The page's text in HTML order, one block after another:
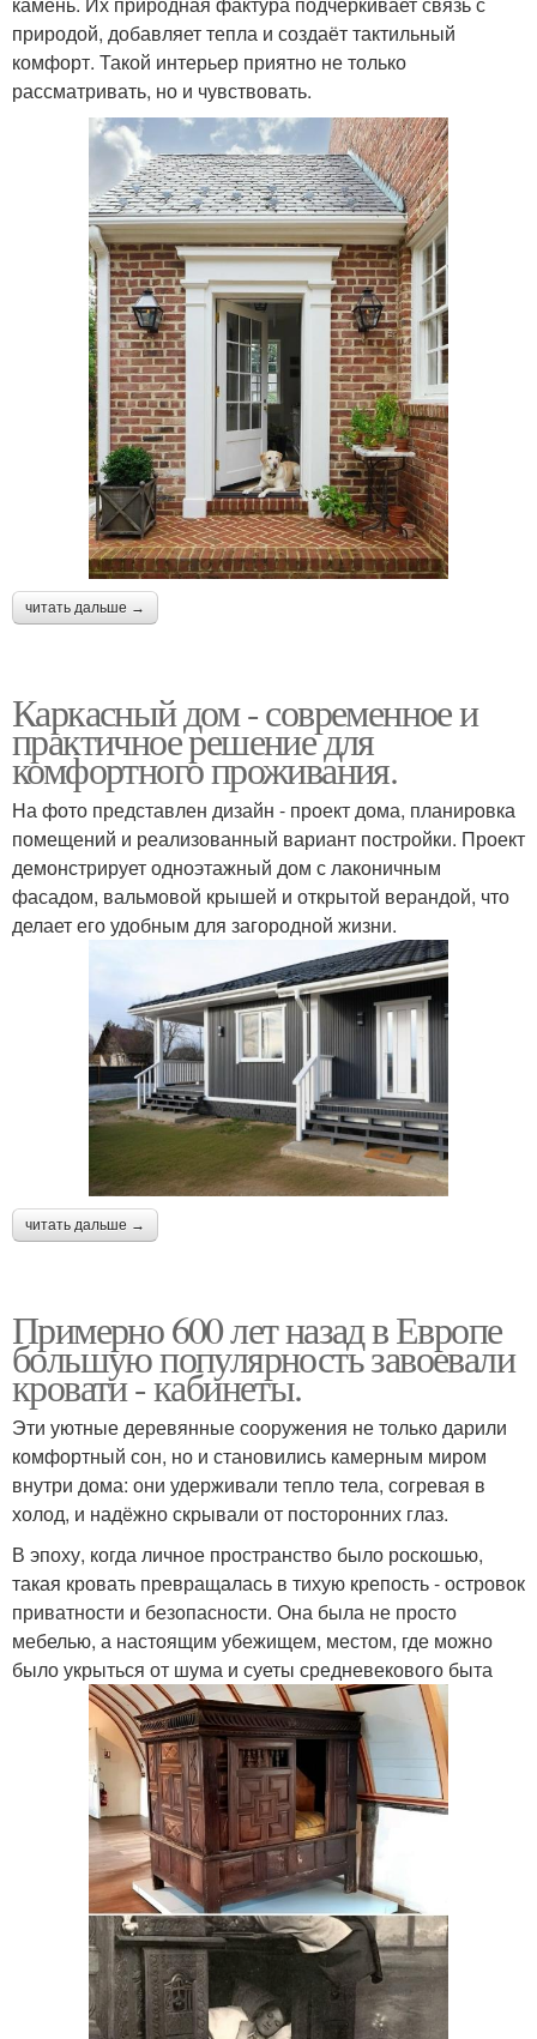
природой, добавляет тепла и создаёт тактильный
комфорт. Такой интерьер приятно не только
рассматривать, но и чувствовать.
читать дальше →
Каркасный дом - современное и
практичное решение для
комфортного проживания.
На фото представлен дизайн - проект дома, планировка
помещений и реализованный вариант постройки. Проект
демонстрирует одноэтажный дом с лаконичным
фасадом, вальмовой крышей и открытой верандой, что
делает его удобным для загородной жизни.
читать дальше →
Примерно 600 лет назад в Европе
большую популярность завоевали
кровати - кабинеты.
Эти уютные деревянные сооружения не только дарили
комфортный сон, но и становились камерным миром
внутри дома: они удерживали тепло тела, согревая в
холод, и надёжно скрывали от посторонних глаз.
В эпоху, когда личное пространство было роскошью,
такая кровать превращалась в тихую крепость - островок
приватности и безопасности. Она была не просто
мебелью, а настоящим убежищем, местом, где можно
было укрыться от шума и суеты средневекового быта